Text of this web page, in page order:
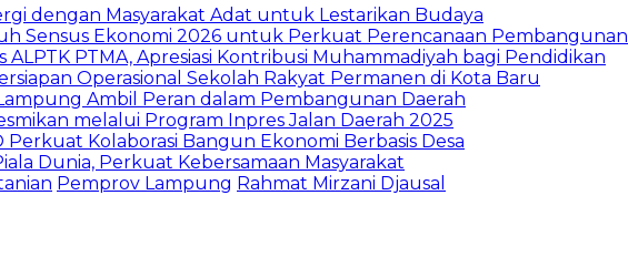
dengan Masyarakat Adat untuk Lestarikan Budaya
Sensus Ekonomi 2026 untuk Perkuat Perencanaan Pembangunan
PTMA, Apresiasi Kontribusi Muhammadiyah bagi Pendidikan
Operasional Sekolah Rakyat Permanen di Kota Baru
Ambil Peran dalam Pembangunan Daerah
melalui Program Inpres Jalan Daerah 2025
Kolaborasi Bangun Ekonomi Berbasis Desa
Dunia, Perkuat Kebersamaan Masyarakat
Pemprov Lampung Rahmat Mirzani Djausal